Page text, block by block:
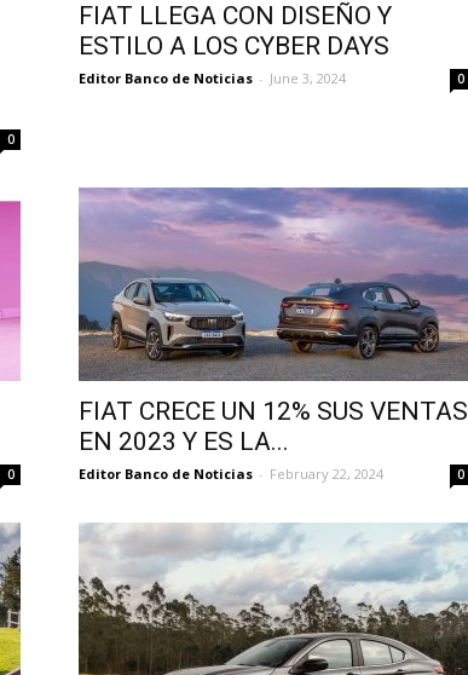
0
FIAT LLEGA CON DISEÑO Y
ESTILO A LOS CYBER DAYS
Editor Banco de Noticias - June 3, 2024 0
0
FIAT CRECE UN 12% SUS VENTAS
EN 2023 Y ES LA...
Editor Banco de Noticias - February 22, 2024 0